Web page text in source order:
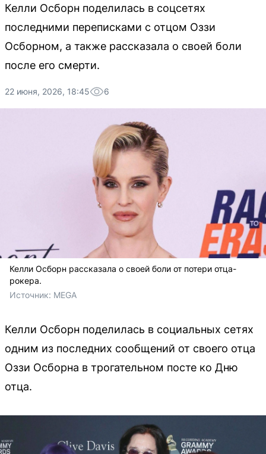
Келли Осборн поделилась в соцсетях
последними переписками с отцом Оззи
Осборном, а также рассказала о своей боли
после его смерти.
22 июня, 2026, 18:45 6
Келли Осборн рассказала о своей боли от потери отца-
рокера.
Источник: MEGA
Келли Осборн поделилась в социальных сетях
одним из последних сообщений от своего отца
Оззи Осборна в трогательном посте ко Дню
отца.